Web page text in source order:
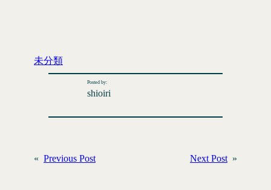
未分類
Posted by:
shioiri
« Previous Post Next Post »